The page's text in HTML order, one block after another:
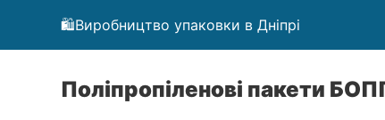
🛍️Виробництво упаковки в Дніпрі
Поліпропіленові пакети